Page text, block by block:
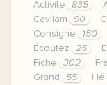
Activité 835
Cavilam
90
Consigne
150
Écoutez
25
Fiche
302
Grand
55